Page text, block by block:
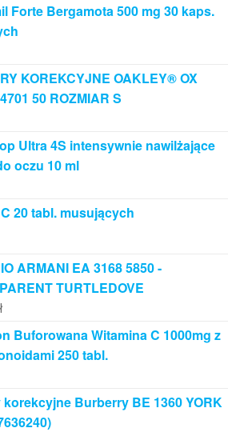
Forte Bergamota 500 mg 30 kaps.
KOREKCYJNE OAKLEY® OX
50 ROZMIAR S
Ultra 4S intensywnie nawilżające
oczu 10 ml
20 tabl. musujących
ARMANI EA 3168 5850 -
TURTLEDOVE
Buforowana Witamina C 1000mg z
250 tabl.
Burberry BE 1360 YORK